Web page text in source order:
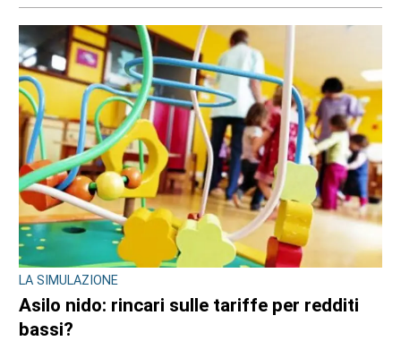
LA SIMULAZIONE
Asilo nido: rincari sulle tariffe per redditi
bassi?